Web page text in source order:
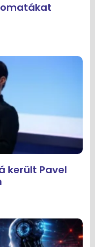
került Pavel